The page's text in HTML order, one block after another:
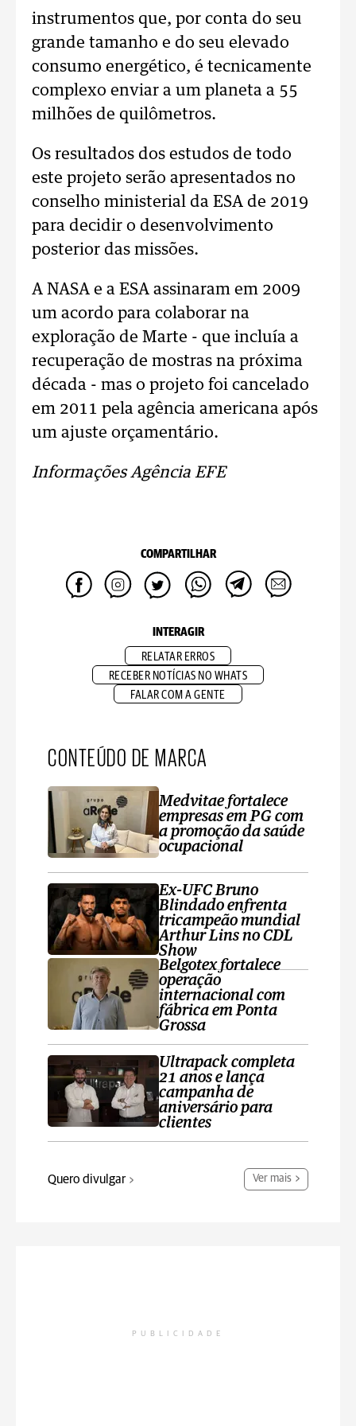
instrumentos que, por conta do seu
grande tamanho e do seu elevado
consumo energético, é tecnicamente
complexo enviar a um planeta a 55
milhões de quilômetros.
Os resultados dos estudos de todo
este projeto serão apresentados no
conselho ministerial da ESA de 2019
para decidir o desenvolvimento
posterior das missões.
A NASA e a ESA assinaram em 2009
um acordo para colaborar na
exploração de Marte - que incluía a
recuperação de mostras na próxima
década - mas o projeto foi cancelado
em 2011 pela agência americana após
um ajuste orçamentário.
Informações Agência EFE
COMPARTILHAR
INTERAGIR
RELATAR ERROS
RECEBER NOTÍCIAS NO WHATS
FALAR COM A GENTE
CONTEÚDO DE MARCA
Medvitae fortalece
empresas em PG com
a promoção da saúde
ocupacional
Ex-UFC Bruno
Blindado enfrenta
tricampeão mundial
Arthur Lins no CDL
Show
Belgotex fortalece
operação
internacional com
fábrica em Ponta
Grossa
Ultrapack completa
21 anos e lança
campanha de
aniversário para
clientes
Quero divulgar Ver mais
PUBLICIDADE